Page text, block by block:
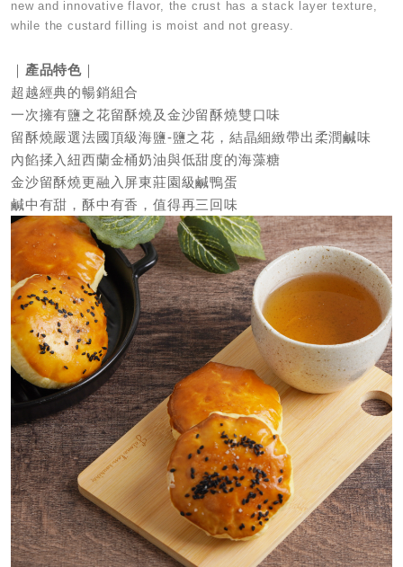
new and innovative flavor, the crust has a stack layer texture,
while the custard filling is moist and not greasy.
｜ 產品特色 ｜
超越經典的暢銷組合
一次擁有鹽之花留酥燒及金沙留酥燒雙口味
留酥燒嚴選法國頂級海鹽-鹽之花，結晶細緻帶出柔潤鹹味
內餡揉入紐西蘭金桶奶油與低甜度的海藻糖
金沙留酥燒更融入屏東莊園級鹹鴨蛋
鹹中有甜，酥中有香，值得再三回味